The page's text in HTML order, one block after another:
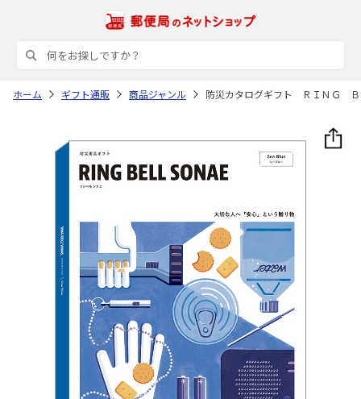
ホーム ギフト通販 商品ジャンル 防災カタログギフト ＲＩＮＧ